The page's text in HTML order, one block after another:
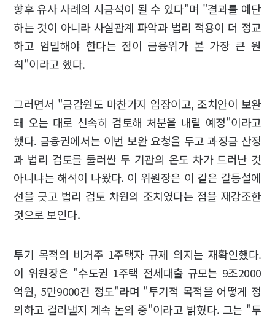
향후 유사 사례의 시금석이 될 수 있다"며 "결과를 예단
하는 것이 아니라 사실관계 파악과 법리 적용이 더 정교
하고 엄밀해야 한다는 점이 금융위가 본 가장 큰 원
칙"이라고 했다.
그러면서 "금감원도 마찬가지 입장이고, 조치안이 보완
돼 오는 대로 신속히 검토해 처분을 내릴 예정"이라고
했다. 금융권에서는 이번 보완 요청을 두고 과징금 산정
과 법리 검토를 둘러싼 두 기관의 온도 차가 드러난 것
아니냐는 해석이 나왔다. 이 위원장은 이 같은 갈등설에
선을 긋고 법리 검토 차원의 조치였다는 점을 재강조한
것으로 보인다.
투기 목적의 비거주 1주택자 규제 의지는 재확인했다.
이 위원장은 "수도권 1주택 전세대출 규모는 9조2000
억원, 5만9000건 정도"라며 "투기적 목적을 어떻게 정
의하고 걸러낼지 계속 논의 중"이라고 밝혔다. 그는 "투